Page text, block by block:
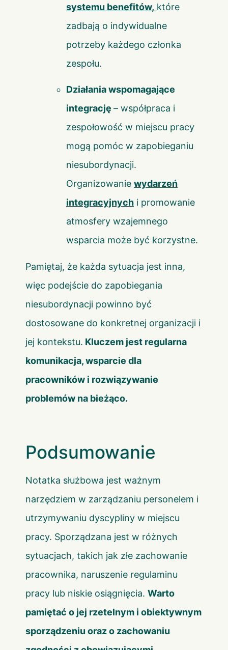
systemu benefitów, które
zadbają o indywidualne
potrzeby każdego członka
zespołu.
Działania wspomagające
integrację – współpraca i
zespołowość w miejscu pracy
mogą pomóc w zapobieganiu
niesubordynacji.
Organizowanie wydarzeń
integracyjnych i promowanie
atmosfery wzajemnego
wsparcia może być korzystne.
Pamiętaj, że każda sytuacja jest inna,
więc podejście do zapobiegania
niesubordynacji powinno być
dostosowane do konkretnej organizacji i
jej kontekstu. Kluczem jest regularna
komunikacja, wsparcie dla
pracowników i rozwiązywanie
problemów na bieżąco.
Podsumowanie
Notatka służbowa jest ważnym
narzędziem w zarządzaniu personelem i
utrzymywaniu dyscypliny w miejscu
pracy. Sporządzana jest w różnych
sytuacjach, takich jak złe zachowanie
pracownika, naruszenie regulaminu
pracy lub niskie osiągnięcia. Warto
pamiętać o jej rzetelnym i obiektywnym
sporządzeniu oraz o zachowaniu